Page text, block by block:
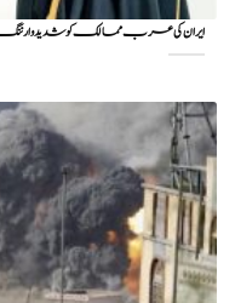
ایران کی عرب ممالک کو شدید وارننگ،